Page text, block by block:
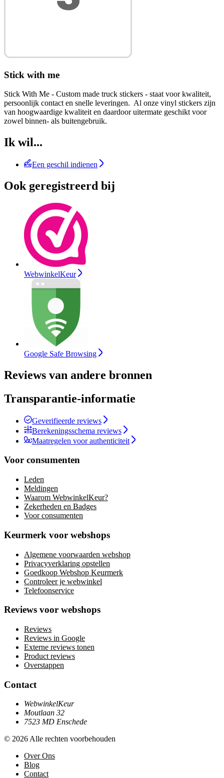
Stick with me
Stick With Me - Custom made truck stickers - staat voor kwaliteit,
persoonlijk contact en snelle leveringen. Al onze vinyl stickers zijn
van hoogwaardige kwaliteit en daardoor uitermate geschikt voor
zowel binnen- als buitengebruik.
Ik wil...
Een geschil indienen
Ook geregistreerd bij
WebwinkelKeur
Google Safe Browsing
Reviews van andere bronnen
Transparantie-informatie
Geverifieerde reviews
Berekeningsschema reviews
Maatregelen voor authenticiteit
Voor consumenten
Leden
Meldingen
Waarom WebwinkelKeur?
Zekerheden en Badges
Voor consumenten
Keurmerk voor webshops
Algemene voorwaarden webshop
Privacyverklaring opstellen
Goedkoop Webshop Keurmerk
Controleer je webwinkel
Telefoonservice
Reviews voor webshops
Reviews
Reviews in Google
Externe reviews tonen
Product reviews
Overstappen
Contact
WebwinkelKeur
Moutlaan 32
7523 MD Enschede
© 2026 Alle rechten voorbehouden
Over Ons
Blog
Contact